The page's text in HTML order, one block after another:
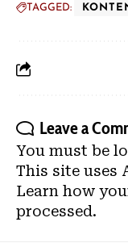
TAGGED:
Leave a
You must be
This site uses
Learn how
processed.